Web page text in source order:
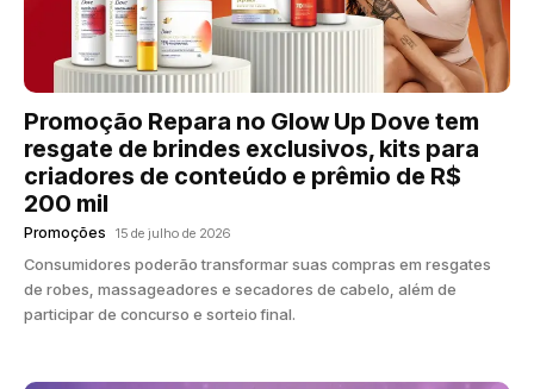
Promoção Repara no Glow Up Dove tem
resgate de brindes exclusivos, kits para
criadores de conteúdo e prêmio de R$
200 mil
Promoções 15 de julho de 2026
Consumidores poderão transformar suas compras em resgates
de robes, massageadores e secadores de cabelo, além de
participar de concurso e sorteio final.